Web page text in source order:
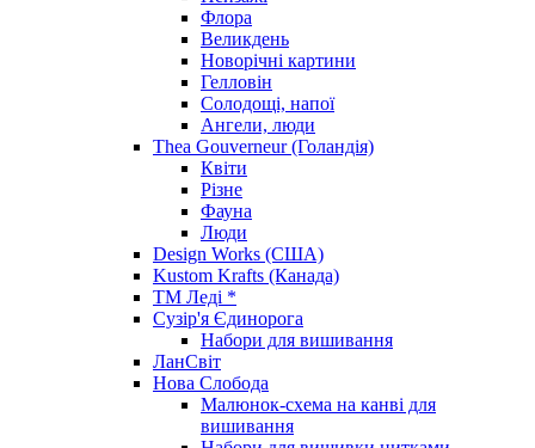
Флора
Великдень
Новорічні картини
Гелловін
Солодощі, напої
Ангели, люди
Thea Gouverneur (Голандія)
Квіти
Різне
Фауна
Люди
Design Works (США)
Kustom Krafts (Канада)
ТМ Леді *
Сузір'я Єдинорога
Набори для вишивання
ЛанСвіт
Нова Слобода
Малюнок-схема на канві для
вишивання